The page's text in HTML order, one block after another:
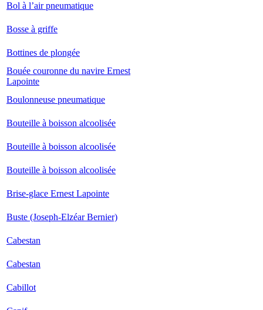
Bol à l’air pneumatique
Bosse à griffe
Bottines de plongée
Bouée couronne du navire Ernest
Lapointe
Boulonneuse pneumatique
Bouteille à boisson alcoolisée
Bouteille à boisson alcoolisée
Bouteille à boisson alcoolisée
Brise-glace Ernest Lapointe
Buste (Joseph-Elzéar Bernier)
Cabestan
Cabestan
Cabillot